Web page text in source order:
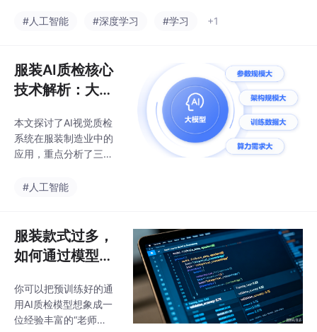
未来趋势将结合视觉大
流水线，为AI质检提供
可持续的数据
生机，在政策东风的护
#人工智能 #深度学习 #学习 +1
服装AI质检核心
技术解析：大模
数调优实战
本文探讨了AI视觉质检
系统在服装制造业中的
应用，重点分析了三个
（LLM）的作用、提示
扮演"大脑"角色，负责
生成结构化报告、提供
决策支持和流程优化建
确角色设定、任务定义
和格式约束，以确保模
型输出准确可用。模型
#人工智能
服装款式过多，
如何通过模型微
你可以把预训练好的通
用AI质检模型想象成一
位经验丰富的“老师